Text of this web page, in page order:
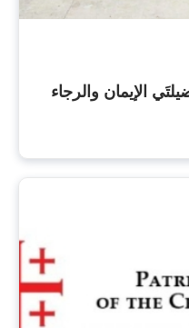
الإيمان والرجاء